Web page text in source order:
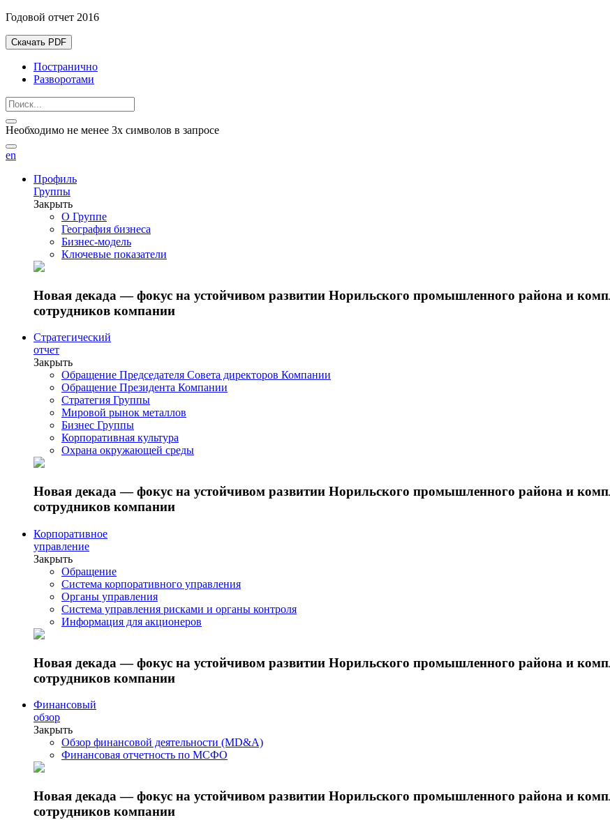
Годовой отчет 2016
Скачать PDF
Постранично
Разворотами
Необходимо не менее 3х символов в запросе
en
Профиль
Группы
Закрыть
О Группе
География бизнеса
Бизнес-модель
Ключевые показатели
Новая декада — фокус на устойчивом развитии Норильского промышленного района и
сотрудников компании
Стратегический
отчет
Закрыть
Обращение Председателя Совета директоров Компании
Обращение Президента Компании
Стратегия Группы
Мировой рынок металлов
Бизнес Группы
Корпоративная культура
Охрана окружающей среды
Новая декада — фокус на устойчивом развитии Норильского промышленного района и
сотрудников компании
Корпоративное
управление
Закрыть
Обращение
Система корпоративного управления
Органы управления
Система управления рисками и органы контроля
Информация для акционеров
Новая декада — фокус на устойчивом развитии Норильского промышленного района и
сотрудников компании
Финансовый
обзор
Закрыть
Обзор финансовой деятельности (MD&A)
Финансовая отчетность по МСФО
Новая декада — фокус на устойчивом развитии Норильского промышленного района и
сотрудников компании